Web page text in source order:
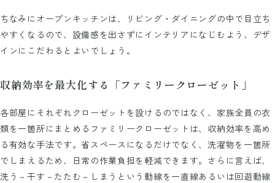
ちなみにオープンキッチンは、リビング・ダイニングの中で目立ち
やすくなるので、設備感を出さずにインテリアになじむよう、デザ
インにこだわるとよいでしょう。
収納効率を最大化する「ファミリークローゼット」
各部屋にそれぞれクローゼットを設けるのではなく、家族全員の衣
類を一箇所にまとめるファミリークローゼットは、収納効率を高め
る有効な手法です。省スペースになるだけでなく、洗濯物を一箇所
でしまえるため、日常の作業負担を軽減できます。さらに言えば、
洗う－干す－たたむ－しまうという動線を一直線あるいは回遊動線